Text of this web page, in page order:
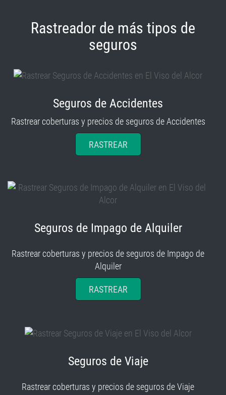
Rastreador de más tipos de
seguros
Seguros de Accidentes
Rastrear coberturas y precios de seguros de Accidentes
RASTREAR
Seguros de Impago de Alquiler
Rastrear coberturas y precios de seguros de Impago de
Alquiler
RASTREAR
Seguros de Viaje
Rastrear coberturas y precios de seguros de Viaje